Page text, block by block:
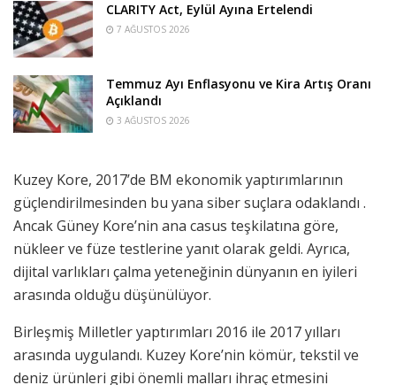
CLARITY Act, Eylül Ayına Ertelendi
7 AĞUSTOS 2026
Temmuz Ayı Enflasyonu ve Kira Artış Oranı
Açıklandı
3 AĞUSTOS 2026
Kuzey Kore, 2017’de BM ekonomik yaptırımlarının
güçlendirilmesinden bu yana siber suçlara odaklandı .
Ancak Güney Kore’nin ana casus teşkilatına göre,
nükleer ve füze testlerine yanıt olarak geldi. Ayrıca,
dijital varlıkları çalma yeteneğinin dünyanın en iyileri
arasında olduğu düşünülüyor.
Birleşmiş Milletler yaptırımları 2016 ile 2017 yılları
arasında uygulandı. Kuzey Kore’nin kömür, tekstil ve
deniz ürünleri gibi önemli malları ihraç etmesini